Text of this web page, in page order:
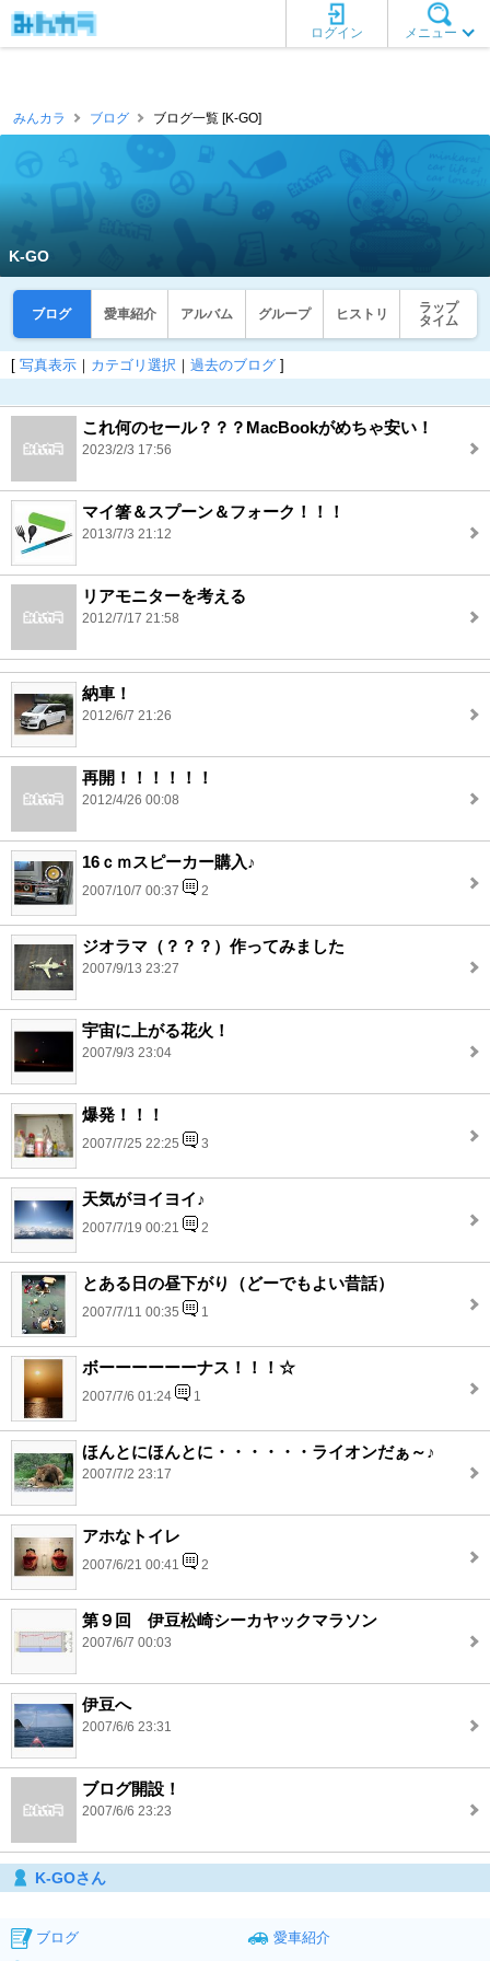
メニュー
ログイン
みんカラ ブログ ブログ一覧 [K-GO]
K-GO
ブログ 愛車紹介 アルバム グループ ヒストリ
ラップ
タイム
[ 写真表示 ｜ カテゴリ選択 ｜ 過去のブログ ]
これ何のセール？？？MacBookがめちゃ安い！
2023/2/3 17:56
マイ箸＆スプーン＆フォーク！！！
2013/7/3 21:12
リアモニターを考える
2012/7/17 21:58
納車！
2012/6/7 21:26
再開！！！！！！
2012/4/26 00:08
16ｃｍスピーカー購入♪
2007/10/7 00:37 2
ジオラマ（？？？）作ってみました
2007/9/13 23:27
宇宙に上がる花火！
2007/9/3 23:04
爆発！！！
2007/7/25 22:25 3
天気がヨイヨイ♪
2007/7/19 00:21 2
とある日の昼下がり（どーでもよい昔話）
2007/7/11 00:35 1
ボーーーーーーナス！！！☆
2007/7/6 01:24 1
ほんとにほんとに・・・・・・ライオンだぁ～♪
2007/7/2 23:17
アホなトイレ
2007/6/21 00:41 2
第９回 伊豆松崎シーカヤックマラソン
2007/6/7 00:03
伊豆へ
2007/6/6 23:31
ブログ開設！
2007/6/6 23:23
K-GOさん
ブログ 愛車紹介